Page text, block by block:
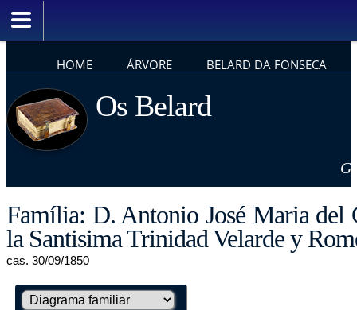
HOME ÁRVORE BELARD DA FONSECA
Os Belard
Família: D. Antonio José Maria del
la Santisima Trinidad Velarde y
cas. 30/09/1850